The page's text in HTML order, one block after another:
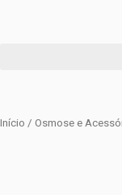
Início / Osmose e